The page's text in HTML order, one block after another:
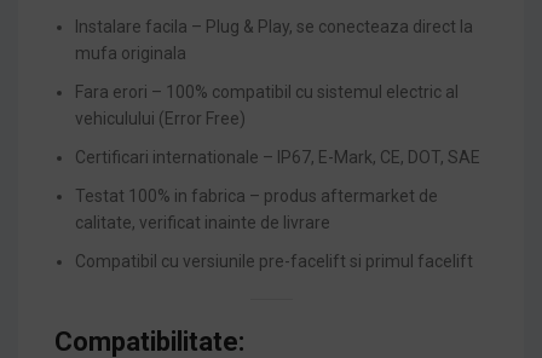
Instalare facila – Plug & Play, se conecteaza direct la
mufa originala
Fara erori – 100% compatibil cu sistemul electric al
vehiculului (Error Free)
Certificari internationale – IP67, E-Mark, CE, DOT, SAE
Testat 100% in fabrica – produs aftermarket de
calitate, verificat inainte de livrare
Compatibil cu versiunile pre-facelift si primul facelift
Compatibilitate: